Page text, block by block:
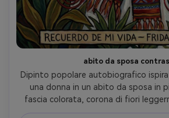
abito da sposa
Dipinto popolare autobiografico
una donna in un abito da sposa in
fascia colorata, corona di fiori
giungla verde scuro dietro di lei,